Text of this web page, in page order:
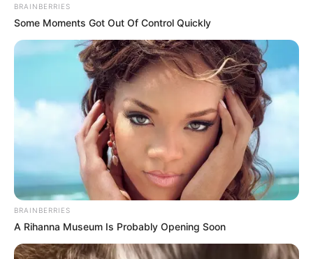
BRAINBERRIES
Some Moments Got Out Of Control Quickly
BRAINBERRIES
A Rihanna Museum Is Probably Opening Soon